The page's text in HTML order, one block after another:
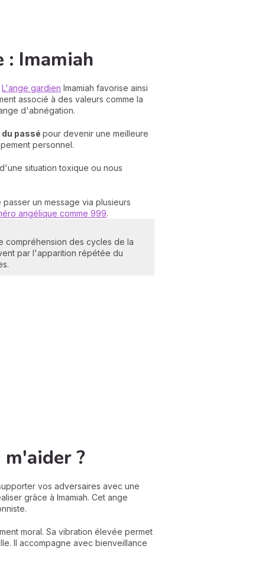
: Imamiah
L'ange gardien Imamiah favorise ainsi
associé à des valeurs comme la
d'abnégation.
passé pour devenir une meilleure
personnel.
situation toxique ou nous
un message via plusieurs
angélique comme 999.
compréhension des cycles de la
par l'apparition répétée du
?
vos adversaires avec une
grâce à Imamiah. Cet ange
moral. Sa vibration élevée permet
Il accompagne avec bienveillance